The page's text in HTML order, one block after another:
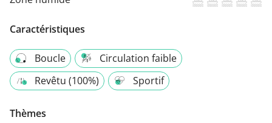
Caractéristiques
Boucle
Circulation faible
Revêtu (100%)
Sportif
Thèmes